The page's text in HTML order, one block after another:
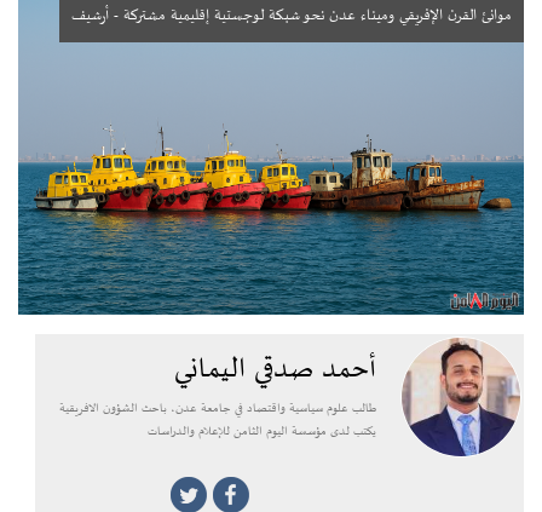
موانئ القرن الإفريقي وميناء عدن نحو شبكة لوجستية إقليمية مشتركة - أرشيف
أحمد صدقي اليماني
طالب علوم سياسية واقتصاد في جامعة عدن، باحث الشؤون الافريقية
يكتب لدى مؤسسة اليوم الثامن للإعلام والدراسات